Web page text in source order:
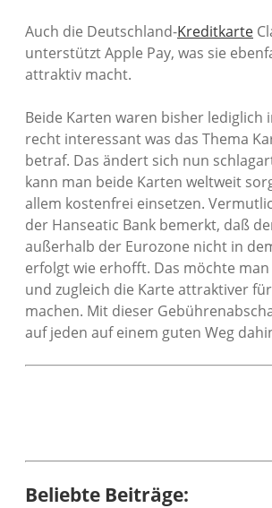
Auch die Deutschland-Kreditkarte
unterstützt Apple Pay, was sie
attraktiv macht.
Beide Karten waren bisher lediglich
recht interessant was das Thema
betraf. Das ändert sich nun
kann man beide Karten weltweit
allem kostenfrei einsetzen.
der Hanseatic Bank bemerkt, daß
außerhalb der Eurozone nicht in
erfolgt wie erhofft. Das möchte
und zugleich die Karte attraktiver
machen. Mit dieser
auf jeden auf einem guten Weg
Beliebte Beiträge: